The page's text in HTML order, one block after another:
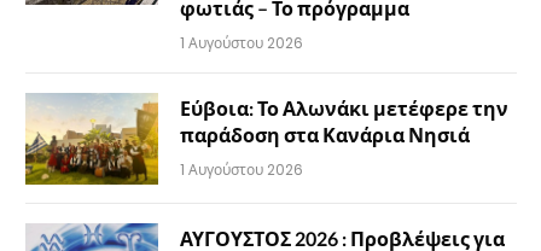
φωτιάς – Το πρόγραμμα
1 Αυγούστου 2026
Εύβοια: Το Αλωνάκι μετέφερε την
παράδοση στα Κανάρια Νησιά
1 Αυγούστου 2026
ΑΥΓΟΥΣΤΟΣ 2026 : Προβλέψεις για